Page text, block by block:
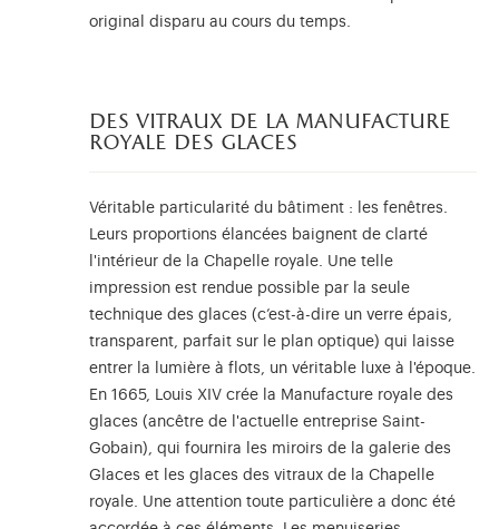
original disparu au cours du temps.
des vitraux de la manufacture
royale des glaces
Véritable particularité du bâtiment : les fenêtres.
Leurs proportions élancées baignent de clarté
l'intérieur de la Chapelle royale. Une telle
impression est rendue possible par la seule
technique des glaces (c’est-à-dire un verre épais,
transparent, parfait sur le plan optique) qui laisse
entrer la lumière à flots, un véritable luxe à l'époque.
En 1665, Louis XIV crée la Manufacture royale des
glaces (ancêtre de l'actuelle entreprise Saint-
Gobain), qui fournira les miroirs de la galerie des
Glaces et les glaces des vitraux de la Chapelle
royale. Une attention toute particulière a donc été